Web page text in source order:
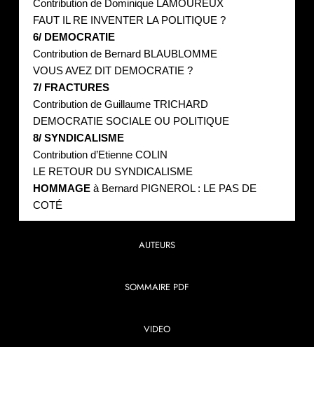
AUTEURS
SOMMAIRE PDF
VIDEO
Contribution de Dominique LAMOUREUX
FAUT IL RE INVENTER LA POLITIQUE ?
6/ DEMOCRATIE
Contribution de Bernard BLAUBLOMME
VOUS AVEZ DIT DEMOCRATIE ?
7/ FRACTURES
Contribution de Guillaume TRICHARD
DEMOCRATIE SOCIALE OU POLITIQUE
8/ SYNDICALISME
Contribution d’Etienne COLIN
LE RETOUR DU SYNDICALISME
HOMMAGEà Bernard PIGNEROL : LE PAS DE
COTÉ